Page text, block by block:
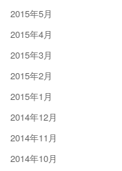
2015年5月
2015年4月
2015年3月
2015年2月
2015年1月
2014年12月
2014年11月
2014年10月